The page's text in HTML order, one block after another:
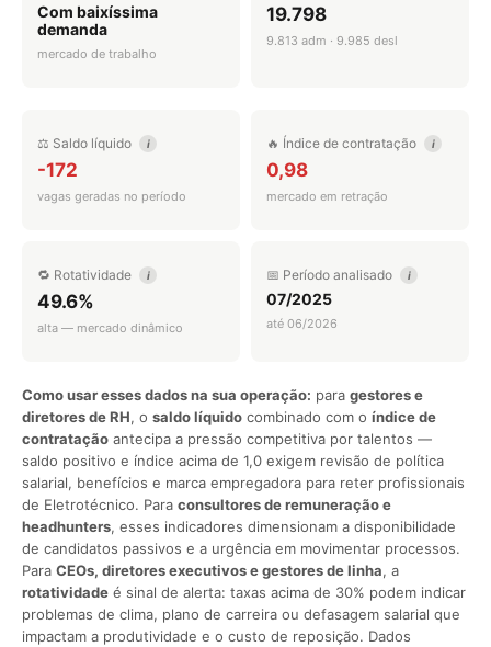
Com baixíssima
demanda
mercado de trabalho
19.798
9.813 adm · 9.985 desl
⚖️ Saldo líquido i
-172
vagas geradas no período
🔥 Índice de contratação i
0,98
mercado em retração
🔁 Rotatividade i
49.6%
alta — mercado dinâmico
📅 Período analisado i
07/2025
até 06/2026
Como usar esses dados na sua operação: para gestores e
diretores de RH, o saldo líquido combinado com o índice de
contratação antecipa a pressão competitiva por talentos —
saldo positivo e índice acima de 1,0 exigem revisão de política
salarial, benefícios e marca empregadora para reter profissionais
de Eletrotécnico. Para consultores de remuneração e
headhunters, esses indicadores dimensionam a disponibilidade
de candidatos passivos e a urgência em movimentar processos.
Para CEOs, diretores executivos e gestores de linha, a
rotatividade é sinal de alerta: taxas acima de 30% podem indicar
problemas de clima, plano de carreira ou defasagem salarial que
impactam a produtividade e o custo de reposição. Dados